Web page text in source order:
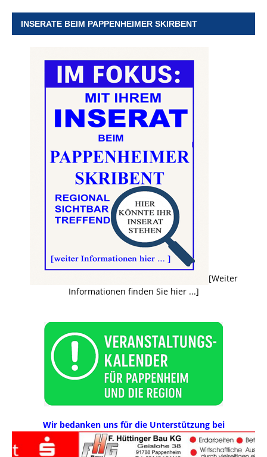
INSERATE BEIM PAPPENHEIMER SKIRBENT
[Weiter
Informationen finden Sie hier ...]
Wir bedanken uns für die Unterstützung bei